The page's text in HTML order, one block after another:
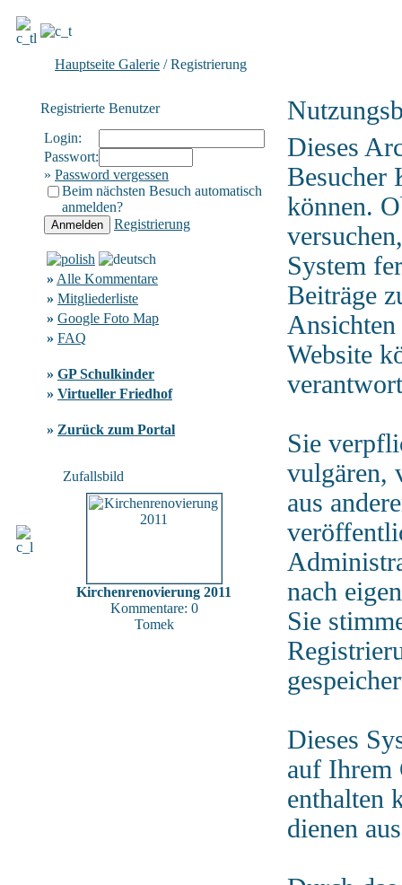
Hauptseite Galerie / Registrierung
Registrierte Benutzer
Login:
Passwort:
» Password vergessen
Beim nächsten Besuch automatisch
anmelden?
Registrierung
» Alle Kommentare
» Mitgliederliste
» Google Foto Map
» FAQ
» GP Schulkinder
» Virtueller Friedhof
» Zurück zum Portal
Zufallsbild
Kirchenrenovierung 2011
Kommentare: 0
Tomek
Dieses
Besucher
können.
System
Beiträge
Website
Sie
vulgären,
aus
nach
Sie
Dieses
auf Ihrem
enthalten
dienen